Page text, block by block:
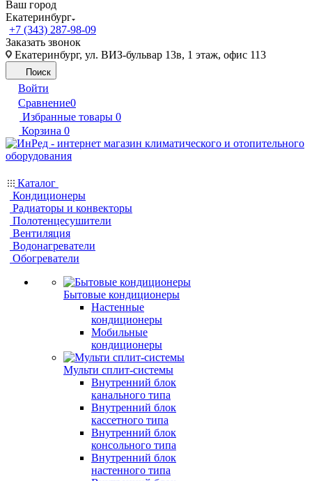
Ваш город
Екатеринбург
+7 (343) 287-98-09
Заказать звонок
Екатеринбург, ул. ВИЗ-бульвар 13в, 1 этаж, офис 113
Поиск
Войти
Сравнение0
Избранные товары 0
Корзина 0
Каталог
Кондиционеры
Радиаторы и конвекторы
Полотенцесушители
Вентиляция
Водонагреватели
Обогреватели
Бытовые кондиционеры
Настенные
кондиционеры
Мобильные
кондиционеры
Мульти сплит-системы
Внутренний блок
канального типа
Внутренний блок
кассетного типа
Внутренний блок
консольного типа
Внутренний блок
настенного типа